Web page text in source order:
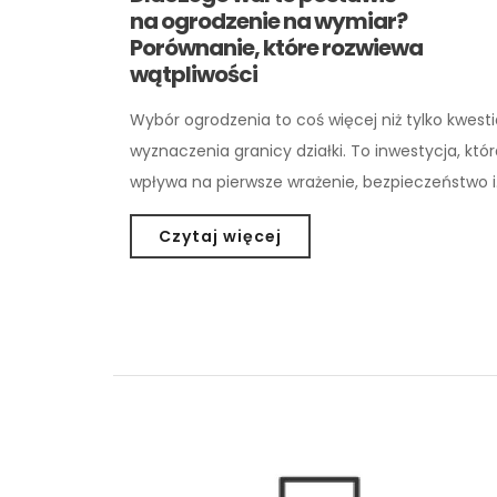
na ogrodzenie na wymiar?
Porównanie, które rozwiewa
wątpliwości
Wybór ogrodzenia to coś więcej niż tylko
wyznaczenia granicy działki. To inwestycja,
wpływa na pierwsze wrażenie, bezpieczeństwo
Czytaj więcej